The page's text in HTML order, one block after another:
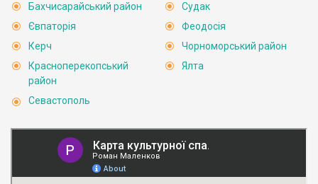
Бахчисарайський район
Євпаторія
Керч
Красноперекопський
район
Севастополь
Судак
Феодосія
Чорноморський район
Ялта